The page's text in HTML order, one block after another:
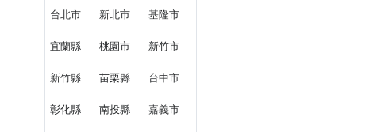
台北市 新北市 基隆市
宜蘭縣 桃園市 新竹市
新竹縣 苗栗縣 台中市
彰化縣 南投縣 嘉義市